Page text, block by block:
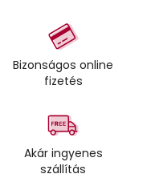
Bizonságos online
fizetés
Akár ingyenes
szállítás